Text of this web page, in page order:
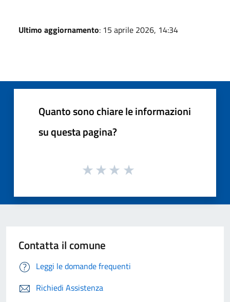
Ultimo aggiornamento: 15 aprile 2026, 14:34
Quanto sono chiare le informazioni
su questa pagina?
Contatta il comune
Leggi le domande frequenti
Richiedi Assistenza